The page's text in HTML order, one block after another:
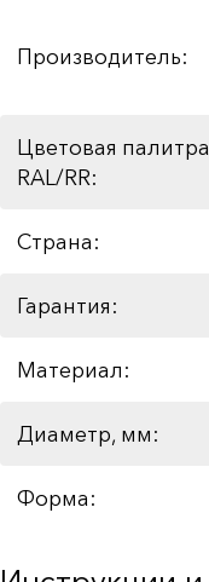
Производитель:
Цветовая
RAL/RR:
Страна:
Гарантия:
Материал:
Диаметр, мм:
Форма: